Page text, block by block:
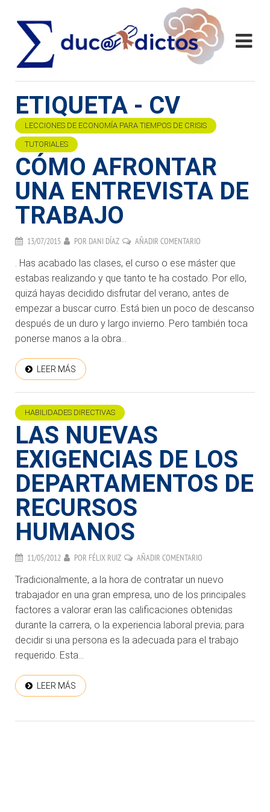
ETIQUETA - CV
LECCIONES DE ECONOMÍA PARA TIEMPOS DE CRISIS
TUTORIALES
CÓMO AFRONTAR
UNA ENTREVISTA DE
TRABAJO
13/07/2015 POR DANI DÍAZ AÑADIR COMENTARIO
. Has acabado las clases, el curso o ese máster que
estabas realizando y que tanto te ha costado. Por ello,
quizá hayas decidido disfrutar del verano, antes de
empezar a buscar curro. Está bien un poco de descanso
después de un duro y largo invierno. Pero también toca
ponerse manos a la obra...
LEER MÁS
HABILIDADES DIRECTIVAS
LAS NUEVAS
EXIGENCIAS DE LOS
DEPARTAMENTOS DE
RECURSOS
HUMANOS
11/05/2012 POR FÉLIX RUIZ AÑADIR COMENTARIO
Tradicionalmente, a la hora de contratar un nuevo
trabajador en una gran empresa, uno de los principales
factores a valorar eran las calificaciones obtenidas
durante la carrera, o la experiencia laboral previa; para
decidir si una persona es la adecuada para el trabajo
requerido. Esta...
LEER MÁS